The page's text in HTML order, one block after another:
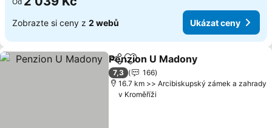
Zobrazte si ceny z 2 webů Ukázat ceny
SdíletPřidat na seznam oblíbených
Penzion U Madony
7,3
166
16.7 km >> Arcibiskupský zámek a zahrady
v Kroměříži